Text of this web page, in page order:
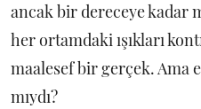
ancak bir dereceye kadar
her ortamdaki ışıkları
maalesef bir gerçek. Ama
mıydı?